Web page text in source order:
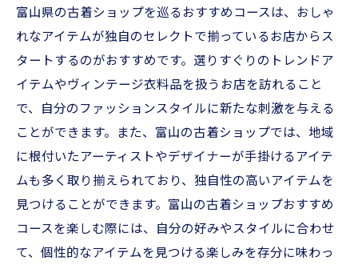
富山県の古着ショップを巡るおすすめコースは、おしゃ
れなアイテムが独自のセレクトで揃っているお店からス
タートするのがおすすめです。選りすぐりのトレンドア
イテムやヴィンテージ衣料品を扱うお店を訪れること
で、自分のファッションスタイルに新たな刺激を与える
ことができます。また、富山の古着ショップでは、地域
に根付いたアーティストやデザイナーが手掛けるアイテ
ムも多く取り揃えられており、独自性の高いアイテムを
見つけることができます。富山の古着ショップおすすめ
コースを楽しむ際には、自分の好みやスタイルに合わせ
て、個性的なアイテムを見つける楽しみを存分に味わっ